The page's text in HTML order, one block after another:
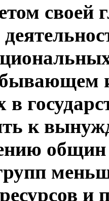
своей
в
к
и